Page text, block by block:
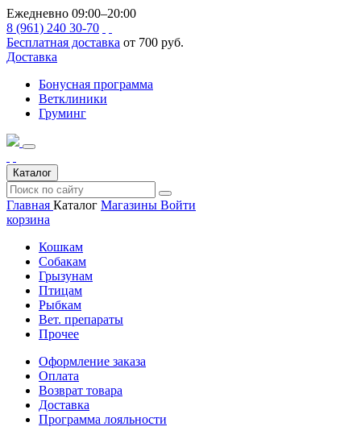
Ежедневно 09:00–20:00
8 (961) 240 30-70
Бесплатная доставка от 700 руб.
Доставка
Бонусная программа
Ветклиники
Груминг
Каталог
Главная Каталог Магазины Войти
корзина
Кошкам
Собакам
Грызунам
Птицам
Рыбкам
Вет. препараты
Прочее
Оформление заказа
Оплата
Возврат товара
Доставка
Программа лояльности